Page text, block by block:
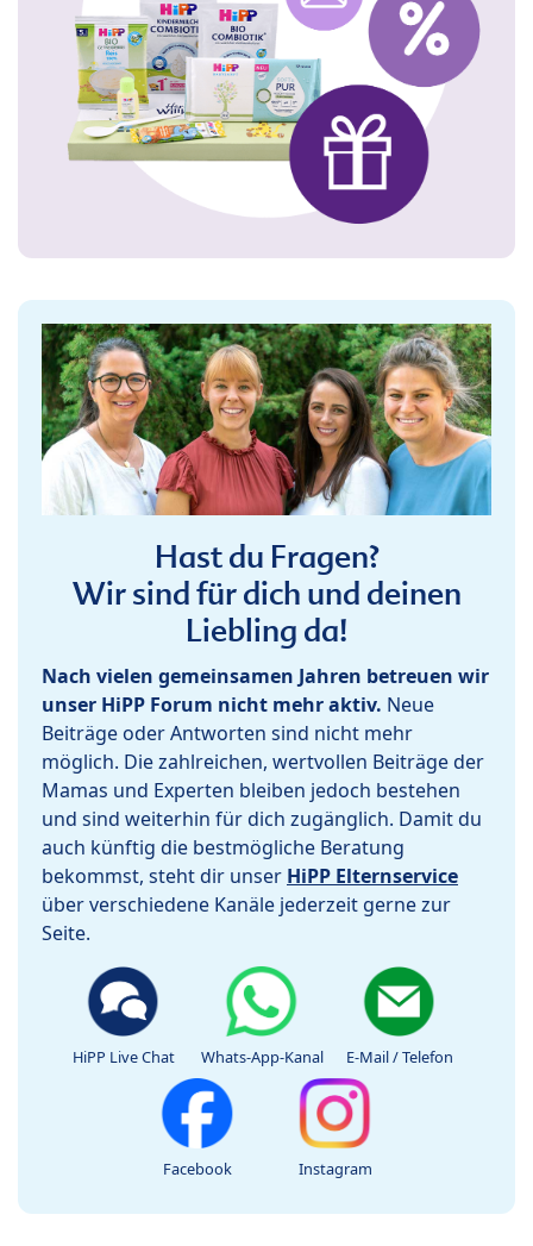
Hast du Fragen?
Wir sind für dich und deinen
Liebling da!
Nach vielen gemeinsamen Jahren betreuen wir
unser HiPP Forum nicht mehr aktiv. Neue
Beiträge oder Antworten sind nicht mehr
möglich. Die zahlreichen, wertvollen Beiträge der
Mamas und Experten bleiben jedoch bestehen
und sind weiterhin für dich zugänglich. Damit du
auch künftig die bestmögliche Beratung
bekommst, steht dir unser HiPP Elternservice
über verschiedene Kanäle jederzeit gerne zur
Seite.
HiPP Live Chat Whats-App-Kanal E-Mail / Telefon
Facebook Instagram